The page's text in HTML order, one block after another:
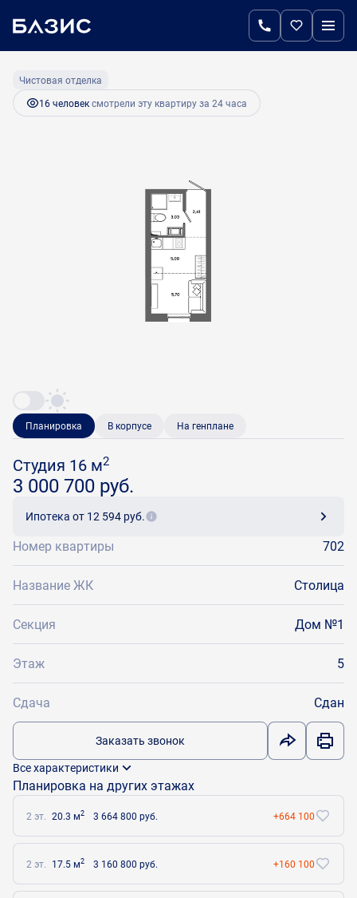
Студия16 м 3 000 700 руб.
Ипотекаот 12 594 руб.
Чистовая отделка
16 человексмотрели эту квартиру за 24 часа
Планировка В корпусе На генплане
Студия 16 м2
3 000 700 руб.
Ипотека от 12 594 руб.
Номер квартиры 702
Название ЖК Столица
Секция Дом №1
Этаж 5
Сдача Сдан
Заказать звонок
Все характеристики
Планировка на других этажах
2 эт. 20.3 м2 3 664 800 руб. +664 100
2 эт. 17.5 м2 3 160 800 руб. +160 100